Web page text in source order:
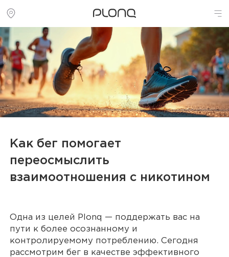
Как бег помогает
переосмыслить
взаимоотношения с никотином
Одна из целей Plonq — поддержать вас на
пути к более осознанному и
контролируемому потреблению. Сегодня
рассмотрим бег в качестве эффективного